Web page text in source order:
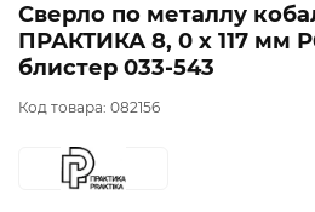
Сверло по металлу
ПРАКТИКА 8, 0 х 117 мм
блистер 033-543
Код товара: 082156